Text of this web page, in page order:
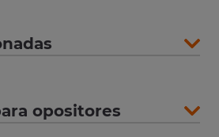
opositores